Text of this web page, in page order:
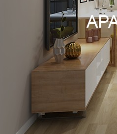
姓名
手机
公司